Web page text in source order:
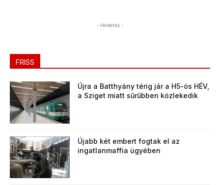
- Hirdetés -
FRISS
Újra a Batthyány térig jár a H5-ös HÉV,
a Sziget miatt sűrűbben közlekedik
Újabb két embert fogtak el az
ingatlanmaffia ügyében